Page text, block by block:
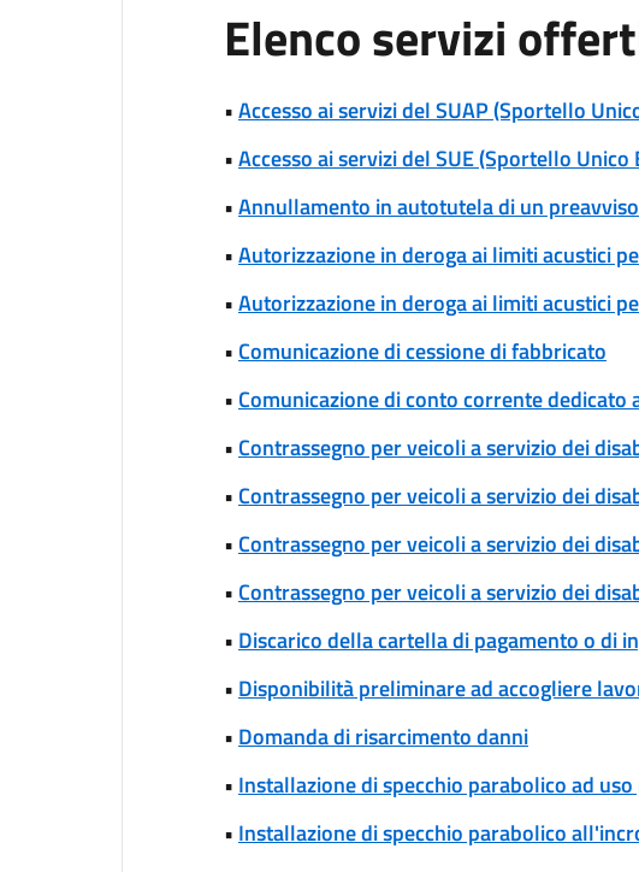
Elenco servizi
•Accesso ai servizi del SUAP (Sportello
•Accesso ai servizi del SUE (Sportello Unico
•Annullamento in autotutela di un
•Autorizzazione in deroga ai limiti acustici
•Autorizzazione in deroga ai limiti acustici
• Comunicazione di cessione di fabbricato
• Comunicazione di conto corrente dedicato
• Contrassegno per veicoli a servizio dei
• Contrassegno per veicoli a servizio dei
• Contrassegno per veicoli a servizio dei
• Contrassegno per veicoli a servizio dei
• Discarico della cartella di pagamento o di
• Disponibilità preliminare ad accogliere
• Domanda di risarcimento danni
• Installazione di specchio parabolico ad
• Installazione di specchio parabolico